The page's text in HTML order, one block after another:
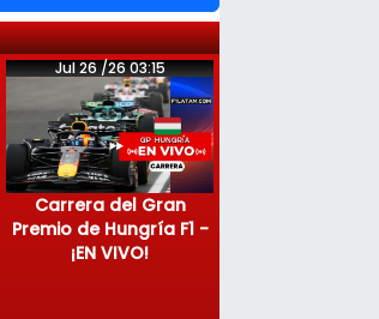
Jul 26 /26 03:15
Carrera del Gran
Premio de Hungría F1 -
¡EN VIVO!